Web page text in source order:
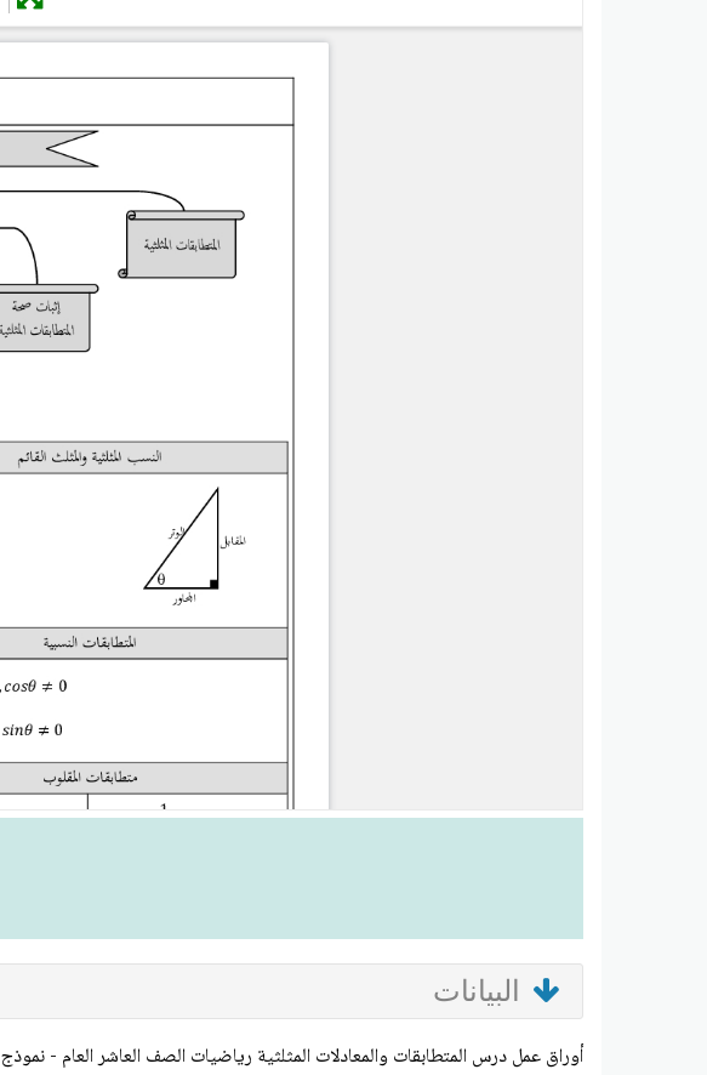
البيانات
أوراق عمل درس المتطابقات والمعادلات المثلثية رياضيات الصف العاشر العام - نموذج 3